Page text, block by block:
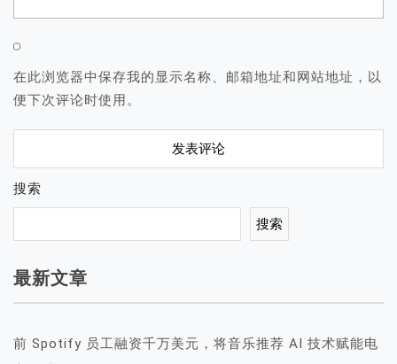
在此浏览器中保存我的显示名称、邮箱地址和网站地址，以
便下次评论时使用。
搜索
搜索
最新文章
前 Spotify 员工融资千万美元，将音乐推荐 AI 技术赋能电